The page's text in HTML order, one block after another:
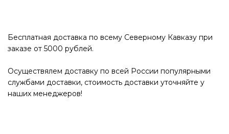
Бесплатная доставка по всему Северному Кавказу при
заказе от 5000 рублей.
Осуществялем доставку по всей России популярными
службами доставки, стоимость доставки уточняйте у
наших менеджеров!